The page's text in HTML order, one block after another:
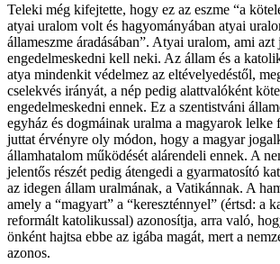
Teleki még kifejtette, hogy ez az eszme “a
atyai uralom volt és hagyományában atyai
állameszme áradásában”. Atyai uralom, ami
engedelmeskedni kell neki. Az állam és a
atya mindenkit védelmez az eltévelyedéstől,
cselekvés irányát, a nép pedig alattvalóként
engedelmeskedni ennek. Ez a szentistváni
egyház és dogmáinak uralma a magyarok lelke
juttat érvényre oly módon, hogy a magyar
államhatalom működését alárendeli ennek. A
jelentős részét pedig átengedi a gyarmatosító
az idegen állam uralmának, a Vatikánnak. A
amely a “magyart” a “kereszténnyel” (értsd: a
reformált katolikussal) azonosítja, arra való,
önként hajtsa ebbe az igába magát, mert a
azonos.